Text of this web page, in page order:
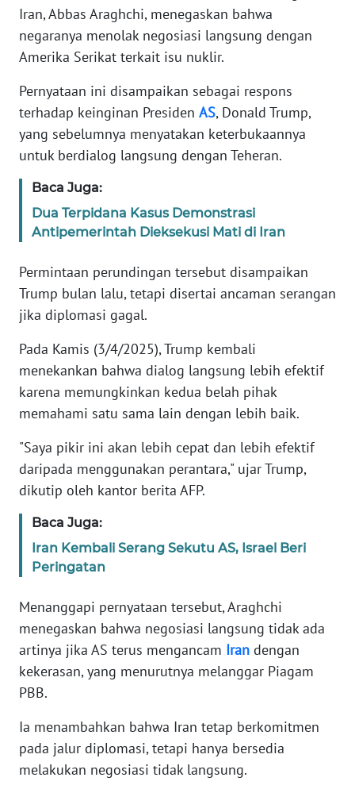
Iran, Abbas Araghchi, menegaskan bahwa
negaranya menolak negosiasi langsung dengan
Amerika Serikat terkait isu nuklir.
Pernyataan ini disampaikan sebagai respons
terhadap keinginan Presiden AS, Donald Trump,
yang sebelumnya menyatakan keterbukaannya
untuk berdialog langsung dengan Teheran.
Baca Juga:
Dua Terpidana Kasus Demonstrasi
Antipemerintah Dieksekusi Mati di Iran
Permintaan perundingan tersebut disampaikan
Trump bulan lalu, tetapi disertai ancaman serangan
jika diplomasi gagal.
Pada Kamis (3/4/2025), Trump kembali
menekankan bahwa dialog langsung lebih efektif
karena memungkinkan kedua belah pihak
memahami satu sama lain dengan lebih baik.
"Saya pikir ini akan lebih cepat dan lebih efektif
daripada menggunakan perantara," ujar Trump,
dikutip oleh kantor berita AFP.
Baca Juga:
Iran Kembali Serang Sekutu AS, Israel Beri
Peringatan
Menanggapi pernyataan tersebut, Araghchi
menegaskan bahwa negosiasi langsung tidak ada
artinya jika AS terus mengancam Iran dengan
kekerasan, yang menurutnya melanggar Piagam
PBB.
Ia menambahkan bahwa Iran tetap berkomitmen
pada jalur diplomasi, tetapi hanya bersedia
melakukan negosiasi tidak langsung.
Informasi
INDEKS
BERITA
KONTAK
KAMI
INFO
TENTANG
KAMI
PEDOMAN
MEDIA
SIBER
REDAKSI
KARIR
Wahana
News
WN
SUMUT
WN
JAKARTA
WN
BANTEN